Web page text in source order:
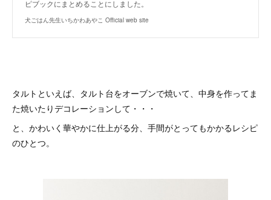
ピブックにまとめることにしました。
犬ごはん先生いちかわあやこ Official web site
タルトといえば、タルト台をオーブンで焼いて、中身を作ってま
た焼いたりデコレーションして・・・
と、かわいく華やかに仕上がる分、手間がとってもかかるレシピ
のひとつ。